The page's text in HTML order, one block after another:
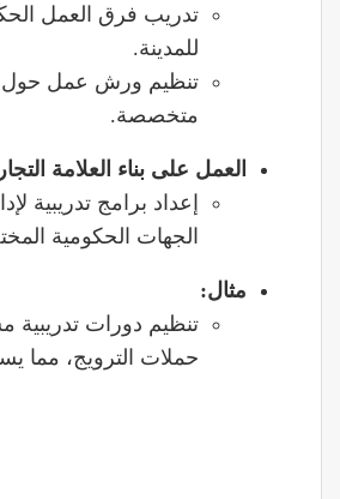
تدريب فرق العمل
للمدينة.
تنظيم ورش عمل حول
متخصصة.
العمل على بناء العلامة
إعداد برامج تدريبية
الجهات الحكومية
مثال:
تنظيم دورات تدريبية
حملات الترويج، مما